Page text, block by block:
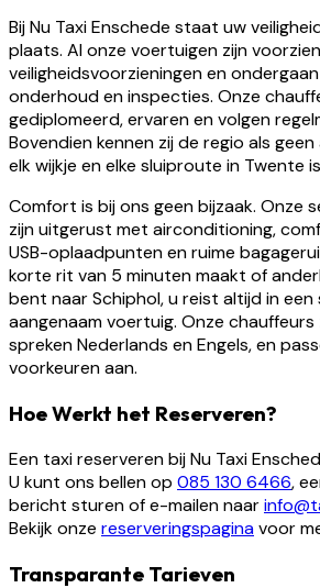
Bij Nu Taxi Enschede staat uw
plaats. Al onze voertuigen zijn
veiligheidsvoorzieningen en
onderhoud en inspecties. Onze
gediplomeerd, ervaren en volgen
Bovendien kennen zij de regio als
elk wijkje en elke sluiproute in Twente
Comfort is bij ons geen bijzaak. Onze
zijn uitgerust met airconditioning,
USB-oplaadpunten en ruime
korte rit van 5 minuten maakt of
bent naar Schiphol, u reist altijd in een
aangenaam voertuig. Onze
spreken Nederlands en Engels, en
voorkeuren aan.
Hoe Werkt het Reserveren?
Een taxi reserveren bij Nu Taxi
U kunt ons bellen op 085 130 6466,
bericht sturen of e-mailen naar
Bekijk onze reserveringspaginavoor
Transparante Tarieven